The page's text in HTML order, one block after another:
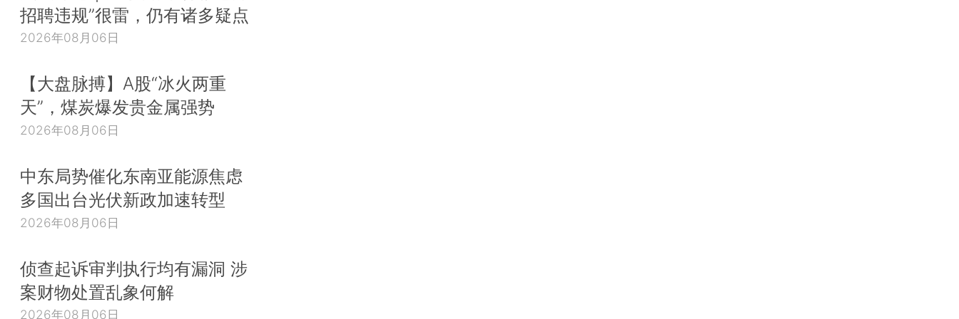
招聘违规”很雷，仍有诸多疑点
2026年08月06日
【大盘脉搏】A股“冰火两重
天”，煤炭爆发贵金属强势
2026年08月06日
中东局势催化东南亚能源焦虑
多国出台光伏新政加速转型
2026年08月06日
侦查起诉审判执行均有漏洞 涉
案财物处置乱象何解
2026年08月06日